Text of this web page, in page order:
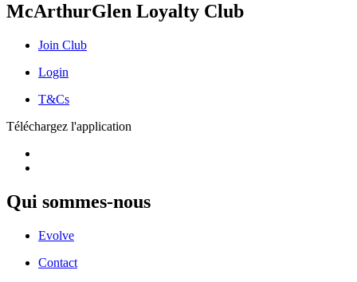
McArthurGlen Loyalty Club
Join Club
Login
T&Cs
Téléchargez l'application
Qui sommes-nous
Evolve
Contact